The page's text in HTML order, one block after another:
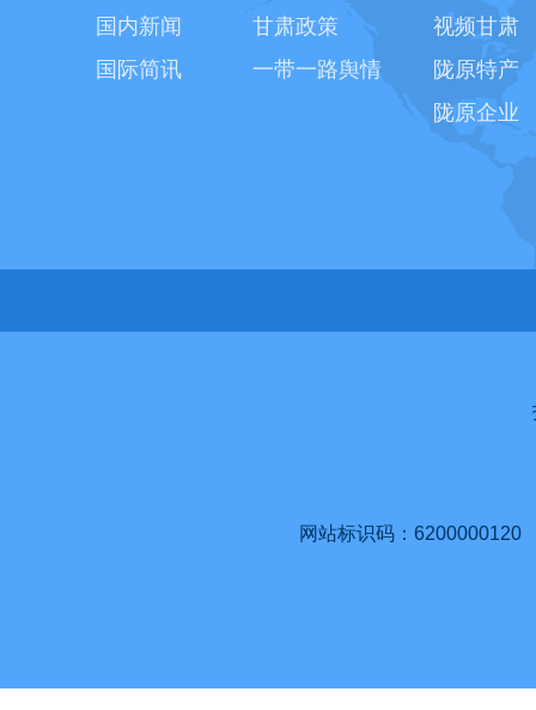
国内新闻
国际简讯
甘肃政策
一带一路舆情
视频甘肃
陇原特产
陇原企业
网站标识码：6200000120